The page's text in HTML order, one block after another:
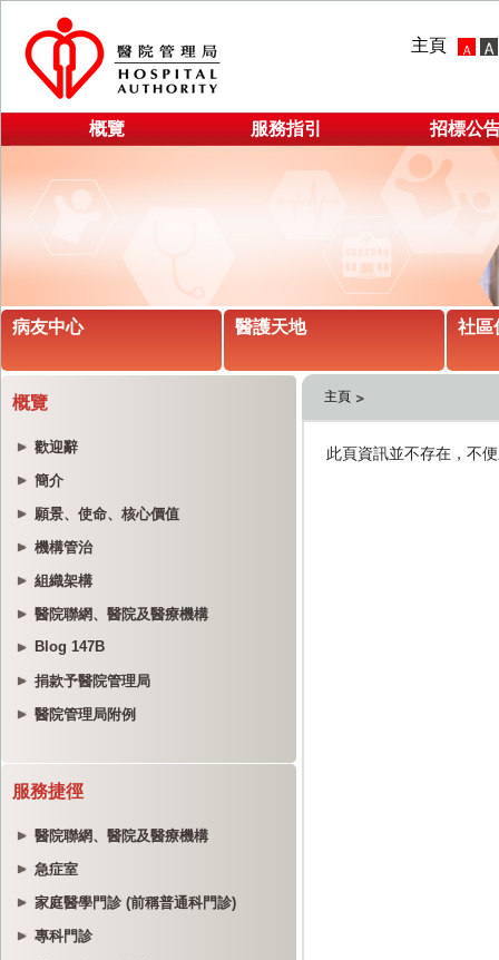
主頁
概覽 服務指引 招標公
病友中心 醫護天地 社區
概覽
歡迎辭
簡介
願景、使命、核心價值
機構管治
組織架構
醫院聯網、醫院及醫療機構
Blog 147B
捐款予醫院管理局
醫院管理局附例
服務捷徑
醫院聯網、醫院及醫療機構
急症室
家庭醫學門診 (前稱普通科門診)
專科門診
主頁